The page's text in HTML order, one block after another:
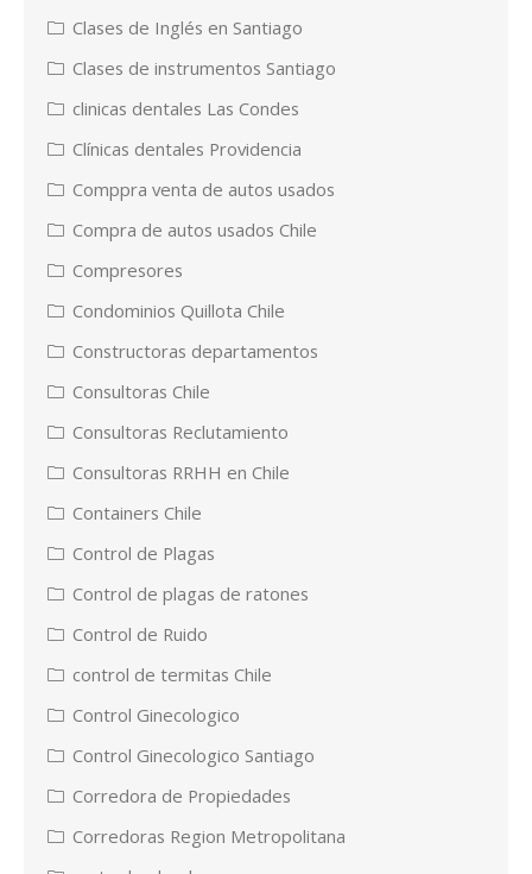
Clases de Inglés en Santiago
Clases de instrumentos Santiago
clinicas dentales Las Condes
Clínicas dentales Providencia
Comppra venta de autos usados
Compra de autos usados Chile
Compresores
Condominios Quillota Chile
Constructoras departamentos
Consultoras Chile
Consultoras Reclutamiento
Consultoras RRHH en Chile
Containers Chile
Control de Plagas
Control de plagas de ratones
Control de Ruido
control de termitas Chile
Control Ginecologico
Control Ginecologico Santiago
Corredora de Propiedades
Corredoras Region Metropolitana